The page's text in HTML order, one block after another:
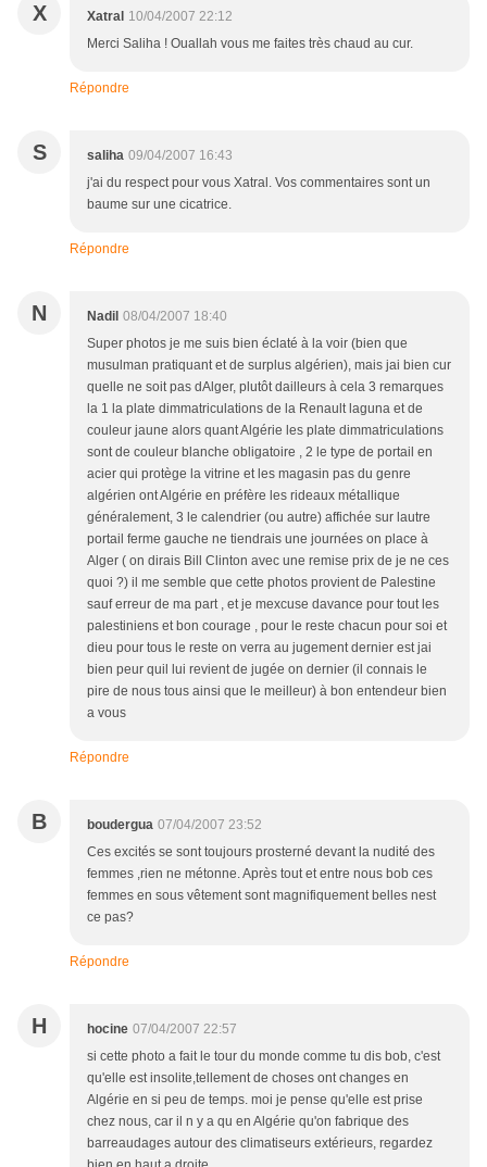
X Xatral 10/04/2007 22:12
Merci Saliha ! Ouallah vous me faites très chaud au cur.
Répondre
S saliha 09/04/2007 16:43
j'ai du respect pour vous Xatral. Vos commentaires sont un
baume sur une cicatrice.
Répondre
N Nadil 08/04/2007 18:40
Super photos je me suis bien éclaté à la voir (bien que
musulman pratiquant et de surplus algérien), mais jai bien cur
quelle ne soit pas dAlger, plutôt dailleurs à cela 3 remarques
la 1 la plate dimmatriculations de la Renault laguna et de
couleur jaune alors quant Algérie les plate dimmatriculations
sont de couleur blanche obligatoire , 2 le type de portail en
acier qui protège la vitrine et les magasin pas du genre
algérien ont Algérie en préfère les rideaux métallique
généralement, 3 le calendrier (ou autre) affichée sur lautre
portail ferme gauche ne tiendrais une journées on place à
Alger ( on dirais Bill Clinton avec une remise prix de je ne ces
quoi ?) il me semble que cette photos provient de Palestine
sauf erreur de ma part , et je mexcuse davance pour tout les
palestiniens et bon courage , pour le reste chacun pour soi et
dieu pour tous le reste on verra au jugement dernier est jai
bien peur quil lui revient de jugée on dernier (il connais le
pire de nous tous ainsi que le meilleur) à bon entendeur bien
a vous
Répondre
B boudergua 07/04/2007 23:52
Ces excités se sont toujours prosterné devant la nudité des
femmes ,rien ne métonne. Après tout et entre nous bob ces
femmes en sous vêtement sont magnifiquement belles nest
ce pas?
Répondre
H hocine 07/04/2007 22:57
si cette photo a fait le tour du monde comme tu dis bob, c'est
qu'elle est insolite,tellement de choses ont changes en
Algérie en si peu de temps. moi je pense qu'elle est prise
chez nous, car il n y a qu en Algérie qu'on fabrique des
barreaudages autour des climatiseurs extérieurs, regardez